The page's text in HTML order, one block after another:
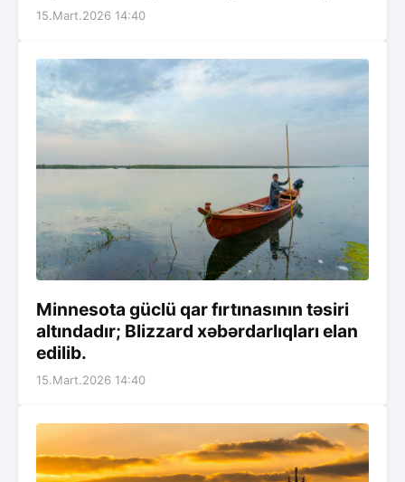
15.Mart.2026 14:40
Minnesota güclü qar fırtınasının təsiri
altındadır; Blizzard xəbərdarlıqları elan
edilib.
15.Mart.2026 14:40